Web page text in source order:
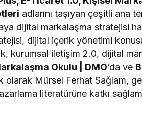
adlarını taşıyan çeşitli ana
dijital markalaşma stratejisi
dijital içerik yönetimi
kurumsal iletişim 2.0, dijital
Okulu | DMO‘da ve
olarak Mürsel Ferhat Sağlam,
literatürüne katkı